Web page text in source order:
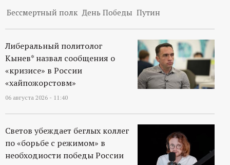
Бессмертный полк День Победы Путин
Либеральный политолог
Кынев* назвал сообщения о
«кризисе» в России
«хайпожорстовм»
06 августа 2026 - 11:40
Светов убеждает беглых коллег
по «борьбе с режимом» в
необходиости победы России